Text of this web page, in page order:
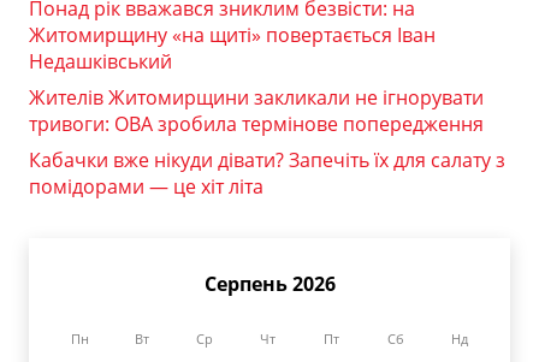
Понад рік вважався зниклим безвісти: на
Житомирщину «на щиті» повертається Іван
Недашківський
Жителів Житомирщини закликали не ігнорувати
тривоги: ОВА зробила термінове попередження
Кабачки вже нікуди дівати? Запечіть їх для салату з
помідорами — це хіт літа
Серпень 2026
Пн Вт Ср Чт Пт Сб Нд